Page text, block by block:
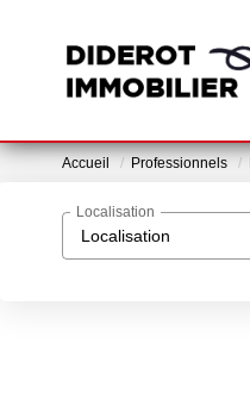
Accueil Professionnels
Localisation
Localisation